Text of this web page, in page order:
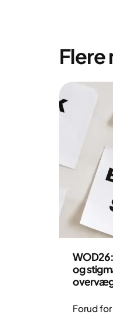
Flere
og
Forud